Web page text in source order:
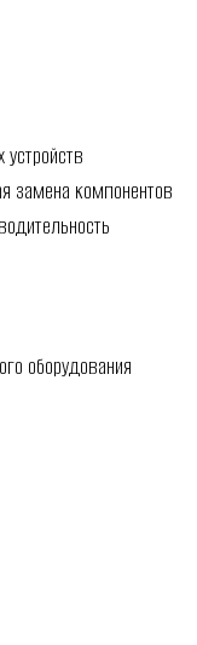
замена компонентов
оборудования